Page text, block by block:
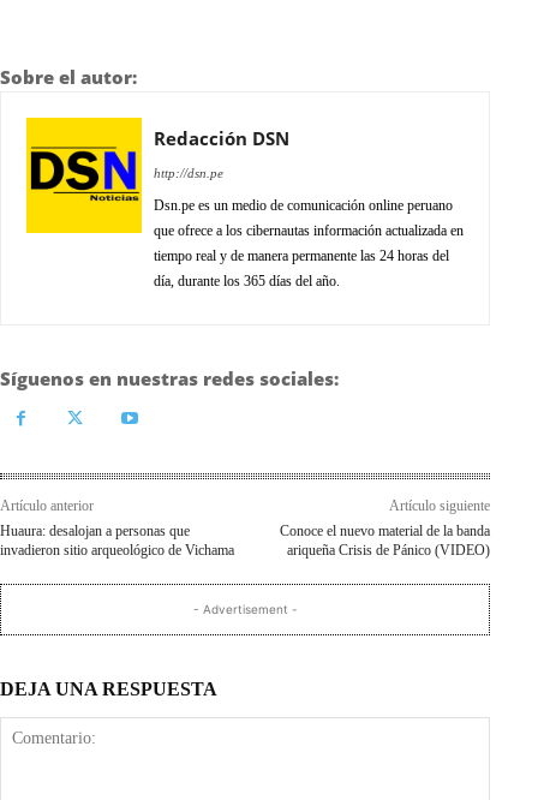
Sobre el autor:
Redacción DSN
http://dsn.pe
Dsn.pe es un medio de comunicación online peruano
que ofrece a los cibernautas información actualizada en
tiempo real y de manera permanente las 24 horas del
día, durante los 365 días del año.
Síguenos en nuestras redes sociales:
Artículo anterior
Huaura: desalojan a personas que
invadieron sitio arqueológico de Vichama
Artículo siguiente
Conoce el nuevo material de la banda
ariqueña Crisis de Pánico (VIDEO)
- Advertisement -
DEJA UNA RESPUESTA